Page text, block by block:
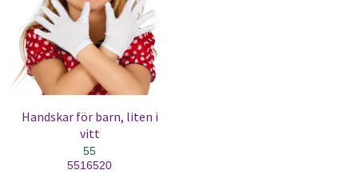
Handskar för barn, liten i
vitt
55
5516520